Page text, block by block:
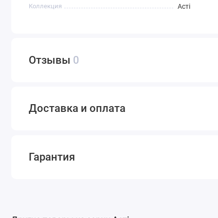
Коллекция Асті
Отзывы 0
Доставка и оплата
Гарантия